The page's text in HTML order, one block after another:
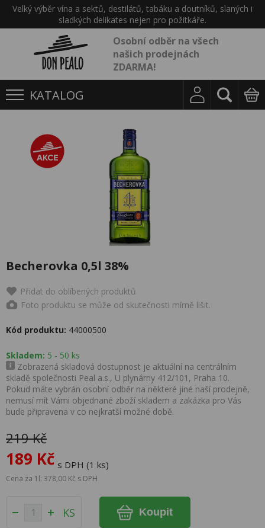
Velký výběr vína a sektů, destilátů, tabáku a doutníků, slaných i
sladkých delikates nejen pro požitkáře.
Osobní odběr na všech
našich prodejnách
ZDARMA!
KATALOG
Becherovka 0,5l 38%
Přidat do oblíbených produktů
Foto produktu se může od skutečnosti mírně lišit.
Kód produktu: 44000500
Skladem: 5 - 50 ks
Zobrazená skladová dostupnost je aktuální na centrálním
skladě společnosti Peal a.s., U plynárny 412/101, Praha 10.
Pokud máte vybrán osobní odběr na některé jiné naší prodejně,
nemusí mít Vámi objednané zboží skladem a zakázka pro Vás
bude připravena v co nejkratší možné době.
219 Kč
189 Kč s DPH (1 ks)
Cena za 1l: 378,00 Kč s DPH
KS Koupit